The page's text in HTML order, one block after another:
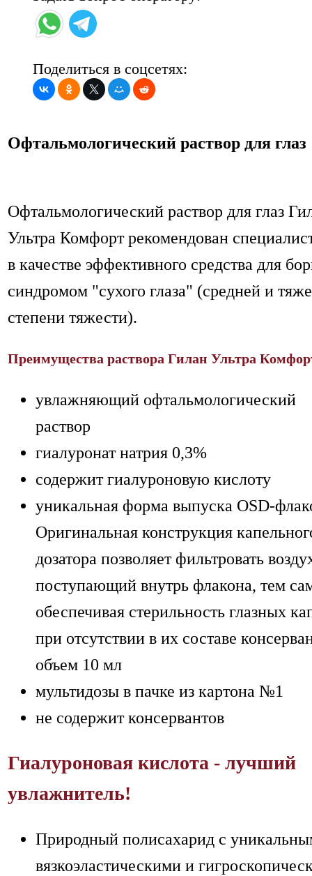
Поделиться в соцсетях:
Офтальмологический раствор для глаз
Офтальмологический раствор для глаз
Ультра Комфорт рекомендован
в качестве эффективного средства для
синдромом "сухого глаза" (средней и
степени тяжести).
Преимущества раствора Гилан Ультра
увлажняющий офтальмологический
раствор
гиалуронат натрия 0,3%
содержит гиалуроновую кислоту
уникальная форма выпуска OSD-
Оригинальная конструкция
дозатора позволяет фильтровать
поступающий внутрь флакона, тем
обеспечивая стерильность глазных
при отсутствии в их составе
объем 10 мл
мультидозы в пачке из картона №1
не содержит консервантов
Гиалуроновая кислота - лучший
увлажнитель!
Природный полисахарид с
вязкоэластическими и